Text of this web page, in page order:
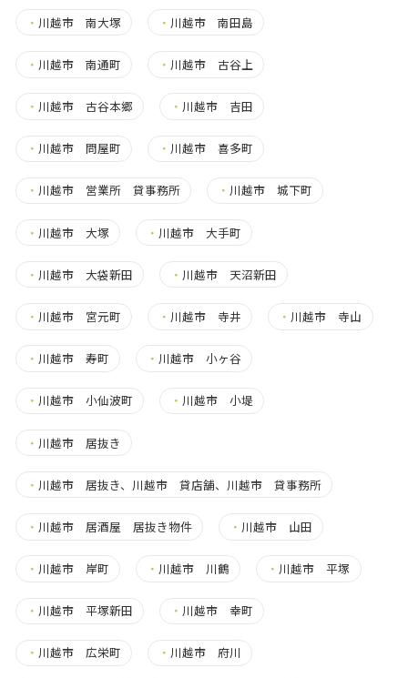
・ 川越市 南大塚 ・ 川越市 南田島
・ 川越市 南通町 ・ 川越市 古谷上
・ 川越市 古谷本郷 ・ 川越市 吉田
・ 川越市 問屋町 ・ 川越市 喜多町
・ 川越市 営業所 貸事務所 ・ 川越市 城下町
・ 川越市 大塚 ・ 川越市 大手町
・ 川越市 大袋新田 ・ 川越市 天沼新田
・ 川越市 宮元町 ・ 川越市 寺井 ・ 川越市 寺山
・ 川越市 寿町 ・ 川越市 小ヶ谷
・ 川越市 小仙波町 ・ 川越市 小堤
・ 川越市 居抜き
・ 川越市 居抜き、川越市 貸店舗、川越市 貸事務所
・ 川越市 居酒屋 居抜き物件 ・ 川越市 山田
・ 川越市 岸町 ・ 川越市 川鶴 ・ 川越市 平塚
・ 川越市 平塚新田 ・ 川越市 幸町
・ 川越市 広栄町 ・ 川越市 府川